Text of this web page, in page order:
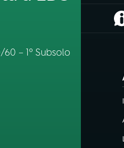
– 1º Subsolo